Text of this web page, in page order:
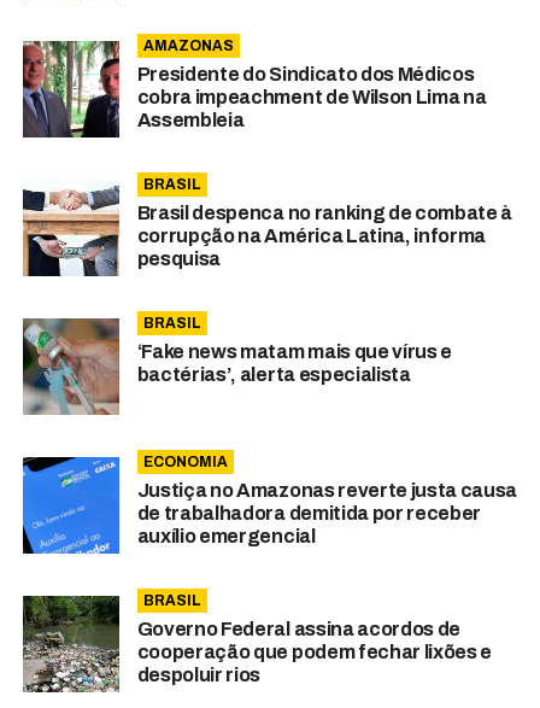
AMAZONAS
Presidente do Sindicato dos Médicos
cobra impeachment de Wilson Lima na
Assembleia
BRASIL
Brasil despenca no ranking de combate à
corrupção na América Latina, informa
pesquisa
BRASIL
‘Fake news matam mais que vírus e
bactérias’, alerta especialista
ECONOMIA
Justiça no Amazonas reverte justa causa
de trabalhadora demitida por receber
auxílio emergencial
BRASIL
Governo Federal assina acordos de
cooperação que podem fechar lixões e
despoluir rios